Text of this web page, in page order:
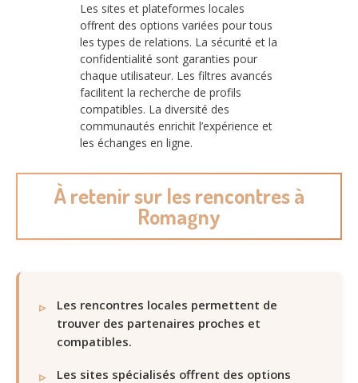
Les sites et plateformes locales
offrent des options variées pour tous
les types de relations. La sécurité et la
confidentialité sont garanties pour
chaque utilisateur. Les filtres avancés
facilitent la recherche de profils
compatibles. La diversité des
communautés enrichit l’expérience et
les échanges en ligne.
À retenir sur les rencontres à
Romagny
Les rencontres locales permettent de
trouver des partenaires proches et
compatibles.
Les sites spécialisés offrent des options